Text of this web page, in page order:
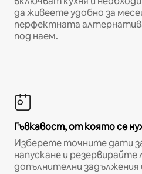
да живеете удобно за
перфектната
под наем.
Гъвкавост, от която се
Изберете точните дати
напускане и резервирайте
допълнителни